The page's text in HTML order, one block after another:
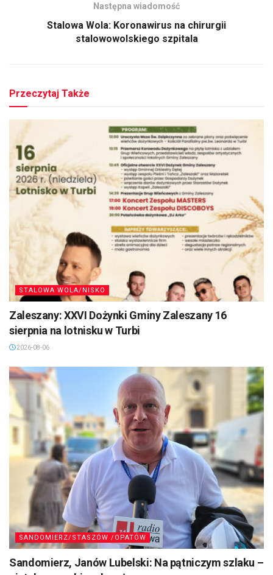
Następna wiadomość
Stalowa Wola: Koronawirus na chirurgii
stalowowolskiego szpitala
Przeczytaj Także
STALOWA WOLA/NISKO
Zaleszany: XXVI Dożynki Gminy Zaleszany 16
sierpnia na lotnisku w Turbi
2026-08-06
SANDOMIERZ/STASZÓW /OPATÓW
Sandomierz, Janów Lubelski: Na pątniczym szlaku –